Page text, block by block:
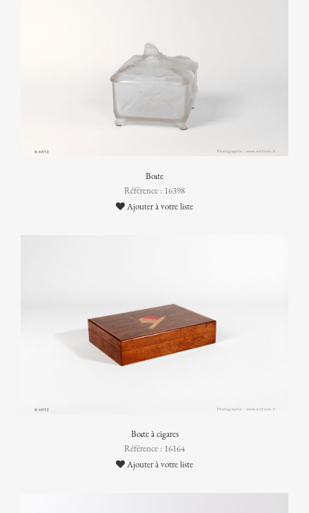
Boîte
Référence : 16398
Ajouter à votre liste
Boîte à cigares
Référence : 16164
Ajouter à votre liste